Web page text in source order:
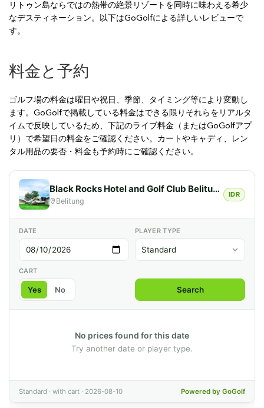
リトゥン島ならではの熱帯の絶景リゾートを同時に味わえる希少
なデスティネーション。以下はGoGolfによる詳しいレビューで
す。
料金と予約
ゴルフ場の料金は曜日や祝日、季節、タイミング等により変動し
ます。GoGolfで掲載している料金はできる限りそれらをリアルタ
イムで反映しているため、下記のライブ料金（またはGoGolfアプ
リ）で希望日の料金をご確認ください。カートやキャディ、レン
タル用品の要否・料金も予約時にご確認ください。